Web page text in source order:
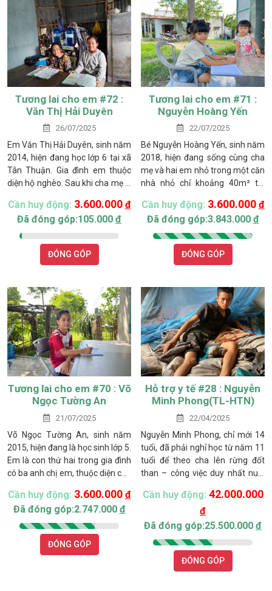
Tương lai cho em #72 :
Văn Thị Hải Duyên
26/07/2025
Em Văn Thị Hải Duyên, sinh năm
2014, hiện đang học lớp 6 tại xã
Tân Thuận. Gia đình em thuộc
diện hộ nghèo. Sau khi cha mẹ ly
Duyên và chị gái – em Văn Thị
Thanh Trúc, sinh năm 2012 –
sống cùng cha.
Cần huy động: 3.600.000 đ
Đã đóng góp:105.000 đ
ĐÓNG GÓP
Tương lai cho em #71 :
Nguyễn Hoàng Yến
22/07/2025
Bé Nguyễn Hoàng Yến, sinh năm
2018, hiện đang sống cùng cha
mẹ và hai em nhỏ trong một căn
nhà nhỏ chỉ khoảng 40m² tại
tỉnh Lâm Đồng. Gia đình thuộc
diện hộ nghèo của địa phương.
Căn nhà là nhà đại đoàn kết
được xã hỗ trợ xây đã lâu, nay đã
Cần huy động: 3.600.000 đ
Đã đóng góp:3.843.000 đ
ĐÓNG GÓP
Tương lai cho em #70 : Võ
Ngọc Tường An
21/07/2025
Võ Ngọc Tường An, sinh năm
2015, hiện đang là học sinh lớp 5.
Em là con thứ hai trong gia đình
có ba anh chị em, thuộc diện cận
em là anh Võ Ngọc Hoàng và chị
Nguyễn Thị Thúy Kiều. Gia đình
sống chủ yếu dựa vào công việc
làm thuê của cha và ít trụ thanh
long do ông bà để lại. Mẹ em bị
Cần huy động: 3.600.000 đ
Đã đóng góp:2.747.000 đ
ĐÓNG GÓP
Hỗ trợ y tế #28 : Nguyễn
Minh Phong(TL-HTN)
22/04/2025
Nguyễn Minh Phong, chỉ mới 14
tuổi, đã phải nghỉ học từ năm 11
tuổi để theo cha lên rừng đốt
than – công việc duy nhất nuôi
Dương, mắc bệnh lao phổi
nhưng không có tiền điều trị, thu
nhập chỉ khoảng 3 triệu
nhiều năm trước.
Cần huy động: 42.000.000
đ
Đã đóng góp:25.500.000 đ
ĐÓNG GÓP